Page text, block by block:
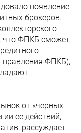
появление
брокеров.
что ФПКБ сможет
правления ФПКБ),
от «черных
ее действий,
рассуждает